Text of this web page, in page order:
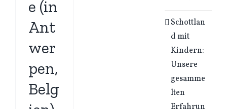
e (in
Ant
wer
pen,
Belg
Schottlan
d mit
Kindern:
Unsere
gesamme
lten